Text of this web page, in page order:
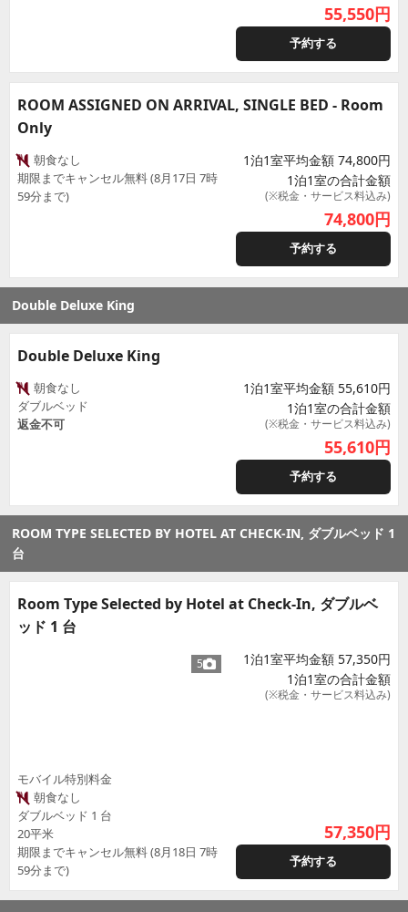
55,550円
予約する
ROOM ASSIGNED ON ARRIVAL, SINGLE BED - Room
Only
朝食なし
期限までキャンセル無料 (8月17日 7時
59分まで)
1泊1室平均金額 74,800円
1泊1室の合計金額
(※税金・サービス料込み)
74,800円
予約する
Double Deluxe King
Double Deluxe King
朝食なし
ダブルベッド
返金不可
1泊1室平均金額 55,610円
1泊1室の合計金額
(※税金・サービス料込み)
55,610円
予約する
ROOM TYPE SELECTED BY HOTEL AT CHECK-IN, ダブルベッド 1
台
Room Type Selected by Hotel at Check-In, ダブルベ
ッド 1 台
5
モバイル特別料金
朝食なし
ダブルベッド 1 台
20平米
期限までキャンセル無料 (8月18日 7時
59分まで)
1泊1室平均金額 57,350円
1泊1室の合計金額
(※税金・サービス料込み)
57,350円
予約する